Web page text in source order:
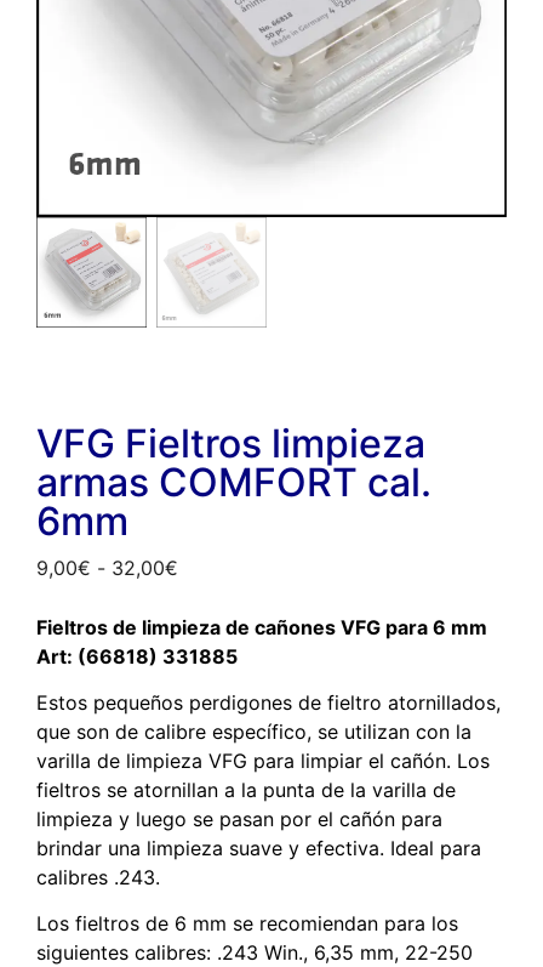
VFG Fieltros limpieza
armas COMFORT cal.
6mm
9,00€ - 32,00€
Fieltros de limpieza de cañones VFG para 6 mm
Art: (66818) 331885
Estos pequeños perdigones de fieltro atornillados,
que son de calibre específico, se utilizan con la
varilla de limpieza VFG para limpiar el cañón. Los
fieltros se atornillan a la punta de la varilla de
limpieza y luego se pasan por el cañón para
brindar una limpieza suave y efectiva. Ideal para
calibres .243.
Los fieltros de 6 mm se recomiendan para los
siguientes calibres: .243 Win., 6,35 mm, 22-250